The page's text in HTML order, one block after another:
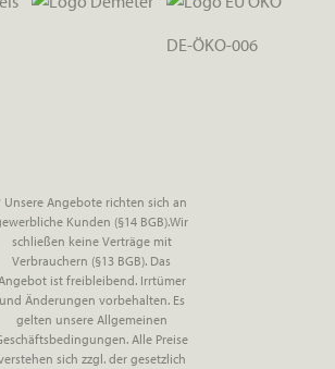
DE-ÖKO-006
Unsere Angebote richten sich an
Kunden (§14 BGB).Wir
schließen keine Verträge mit
Verbrauchern (§13 BGB). Das
ist freibleibend. Irrtümer
und Änderungen vorbehalten. Es
gelten unsere Allgemeinen
Alle Preise
sich zzgl. der gesetzlich